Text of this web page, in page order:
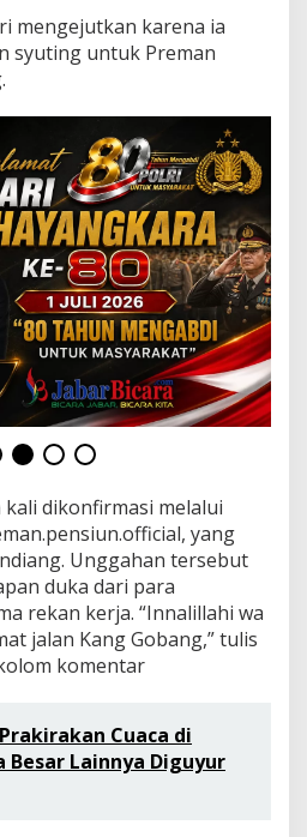
mengejutkan karena ia
syuting untuk Preman
dikonfirmasi melalui
yang
Unggahan tersebut
duka dari para
rekan kerja. “Innalillahi wa
jalan Kang Gobang,” tulis
komentar
Cuaca di
Besar Lainnya Diguyur